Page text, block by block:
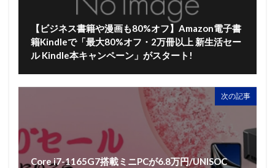
【ビジネス書籍や漫画も80%オフ】Amazon電子書
籍Kindleで「最大80%オフ・2万冊以上 新生活セー
ル Kindle本キャンペーン」がスタート!
次の記事
Core i7-1165G7搭載ミニPCが6.8万円/UNISOC